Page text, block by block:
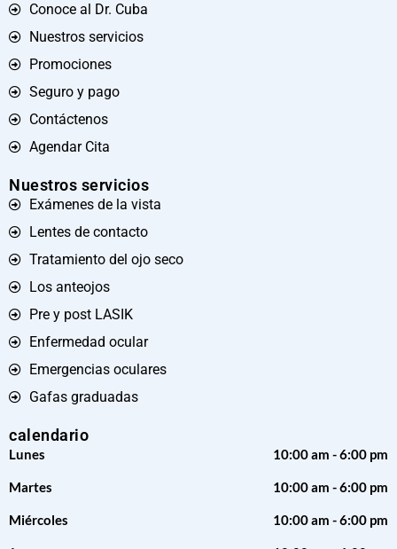
Conoce al Dr. Cuba
Nuestros servicios
Promociones
Seguro y pago
Contáctenos
Agendar Cita
Nuestros servicios
Exámenes de la vista
Lentes de contacto
Tratamiento del ojo seco
Los anteojos
Pre y post LASIK
Enfermedad ocular
Emergencias oculares
Gafas graduadas
calendario
Lunes 10:00 am - 6:00 pm
Martes 10:00 am - 6:00 pm
Miércoles 10:00 am - 6:00 pm